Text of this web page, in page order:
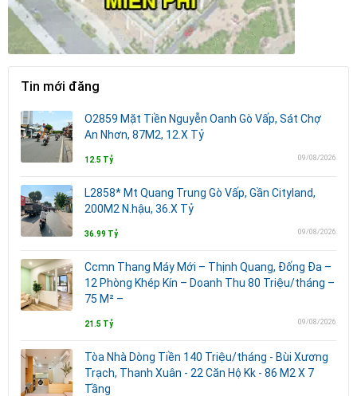
Tin mới đăng
O2859 Mặt Tiền Nguyễn Oanh Gò Vấp, Sát Chợ
An Nhơn, 87M2, 12.X Tỷ
12.5 Tỷ 09/08/2026
L2858* Mt Quang Trung Gò Vấp, Gần Cityland,
200M2 N.hậu, 36.X Tỷ
36.99 Tỷ 09/08/2026
Ccmn Thang Máy Mới – Thịnh Quang, Đống Đa –
12 Phòng Khép Kín – Doanh Thu 80 Triệu/tháng –
75 M² –
21.5 Tỷ 09/08/2026
Tòa Nhà Dòng Tiền 140 Triệu/tháng - Bùi Xương
Trạch, Thanh Xuân - 22 Căn Hộ Kk - 86 M2 X 7
Tầng